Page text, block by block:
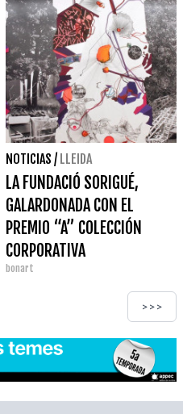
NOTICIAS / LLEIDA
LA FUNDACIÓ SORIGUÉ,
GALARDONADA CON EL
PREMIO “A” COLECCIÓN
CORPORATIVA
bonart
>>>